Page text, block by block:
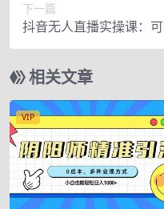
下一篇
抖音无人直播实操课：
机一电脑便可搞定
相关文章
VIP